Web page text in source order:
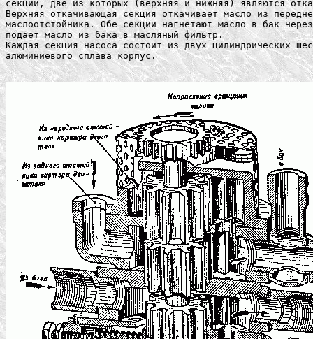
секции, две из которых (верхняя и нижняя) являются
Верхняя откачивающая секция откачивает масло из
маслоотстойника. Обе секции нагнетают масло в бак
подает масло из бака в масляный фильтр.
Каждая секция насоса состоит из двух цилиндрических
алюминиевого сплава корпус.